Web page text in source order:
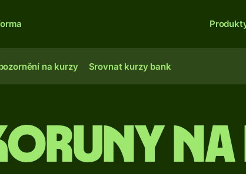
na kurzy Srovnat kurzy bank
na